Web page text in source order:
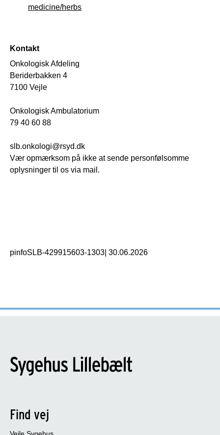
medicine/herbs
Kontakt
Onkologisk Afdeling
Beriderbakken 4
7100 Vejle
Onkologisk Ambulatorium
79 40 60 88
slb.onkologi@rsyd.dk
Vær opmærksom på ikke at sende personfølsomme
oplysninger til os via mail.
pinfoSLB-429915603-1303 30.06.2026
Find vej